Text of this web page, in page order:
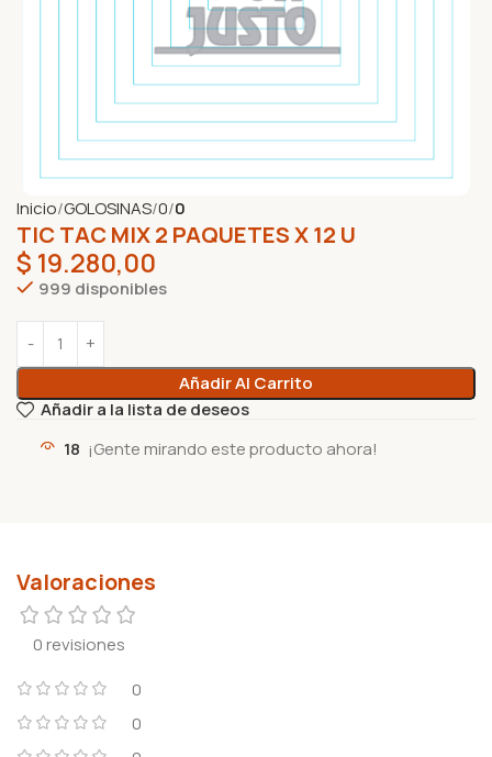
Inicio GOLOSINAS 0 0
TIC TAC MIX 2 PAQUETES X 12 U
$ 19.280,00
999 disponibles
Añadir Al Carrito
Añadir a la lista de deseos
18 ¡Gente mirando este producto ahora!
Valoraciones
0 revisiones
0
0